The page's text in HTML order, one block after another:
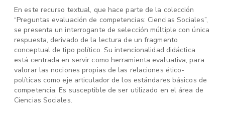
En este recurso textual, que hace parte de la colección
“Preguntas evaluación de competencias: Ciencias Sociales”,
se presenta un interrogante de selección múltiple con única
respuesta, derivado de la lectura de un fragmento
conceptual de tipo político. Su intencionalidad didáctica
está centrada en servir como herramienta evaluativa, para
valorar las nociones propias de las relaciones ético-
políticas como eje articulador de los estándares básicos de
competencia. Es susceptible de ser utilizado en el área de
Ciencias Sociales.